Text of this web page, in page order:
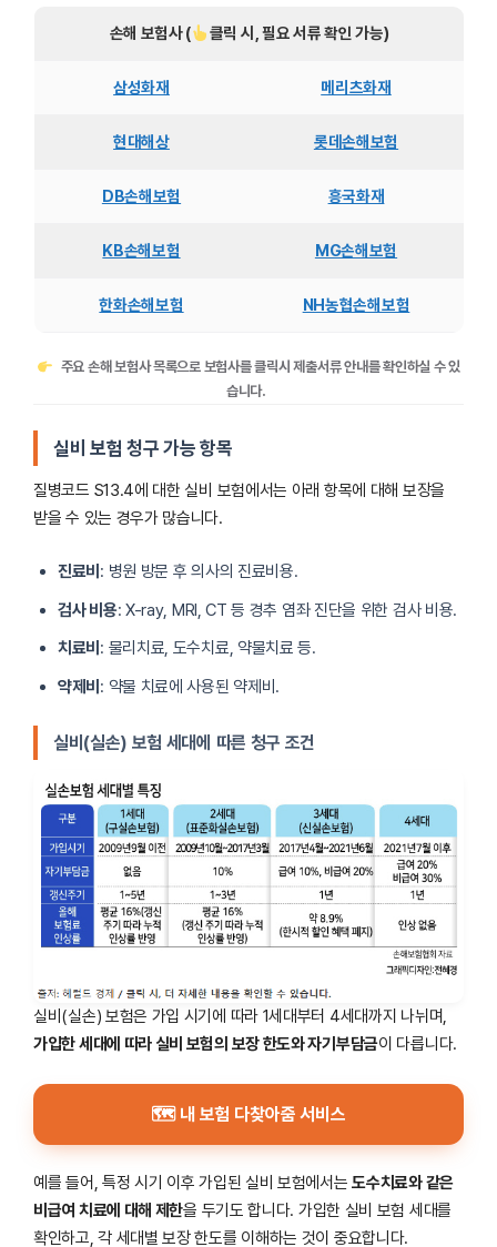
손해 보험사 ( 클릭 시, 필요 서류 확인 가능)
삼성화재 메리츠화재
현대해상 롯데손해보험
DB손해보험 흥국화재
KB손해보험 MG손해보험
한화손해보험 NH농협손해보험
주요 손해 보험사 목록으로 보험사를 클릭시 제출서류 안내를 확인하실 수 있
습니다.
실비 보험 청구 가능 항목
질병코드 S13.4에 대한 실비 보험에서는 아래 항목에 대해 보장을
받을 수 있는 경우가 많습니다.
진료비 : 병원 방문 후 의사의 진료비용.
검사 비용: X-ray, MRI, CT 등 경추 염좌 진단을 위한 검사 비용.
치료비 : 물리치료, 도수치료, 약물치료 등.
약제비 : 약물 치료에 사용된 약제비.
실비(실손) 보험 세대에 따른 청구 조건
실비(실손) 보험은 가입 시기에 따라 1세대부터 4세대까지 나뉘며,
가입한 세대에 따라 실비 보험의 보장 한도와 자기부담금이 다릅니다.
🗺 내 보험 다찾아줌 서비스
예를 들어, 특정 시기 이후 가입된 실비 보험에서는도수치료와 같은
비급여 치료에 대해 제한을 두기도 합니다. 가입한 실비 보험 세대를
확인하고, 각 세대별 보장 한도를 이해하는 것이 중요합니다.